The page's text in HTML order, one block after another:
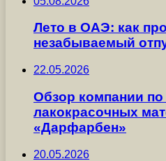
Лето в ОАЭ: как
незабываемый
22.05.2026
Обзор компании по
лакокрасочных
«Дарфарбен»
20.05.2026